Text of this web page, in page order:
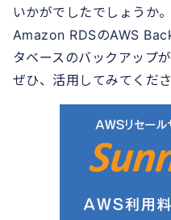
いかがでしたでしょうか。
Amazon RDSのAWS
タベースのバックアップ
ぜひ、活用してみてくださ